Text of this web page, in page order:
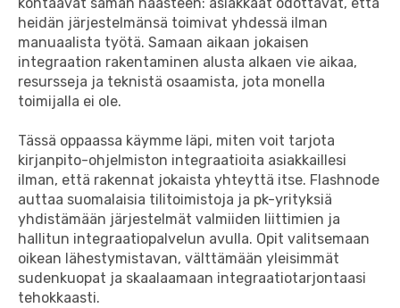
heidän järjestelmänsä toimivat yhdessä ilman
manuaalista työtä. Samaan aikaan jokaisen
integraation rakentaminen alusta alkaen vie aikaa,
resursseja ja teknistä osaamista, jota monella
toimijalla ei ole.
Tässä oppaassa käymme läpi, miten voit tarjota
kirjanpito-ohjelmiston integraatioita asiakkaillesi
ilman, että rakennat jokaista yhteyttä itse. Flashnode
auttaa suomalaisia tilitoimistoja ja pk-yrityksiä
yhdistämään järjestelmät valmiiden liittimien ja
hallitun integraatiopalvelun avulla. Opit valitsemaan
oikean lähestymistavan, välttämään yleisimmät
sudenkuopat ja skaalaamaan integraatiotarjontaasi
tehokkaasti.